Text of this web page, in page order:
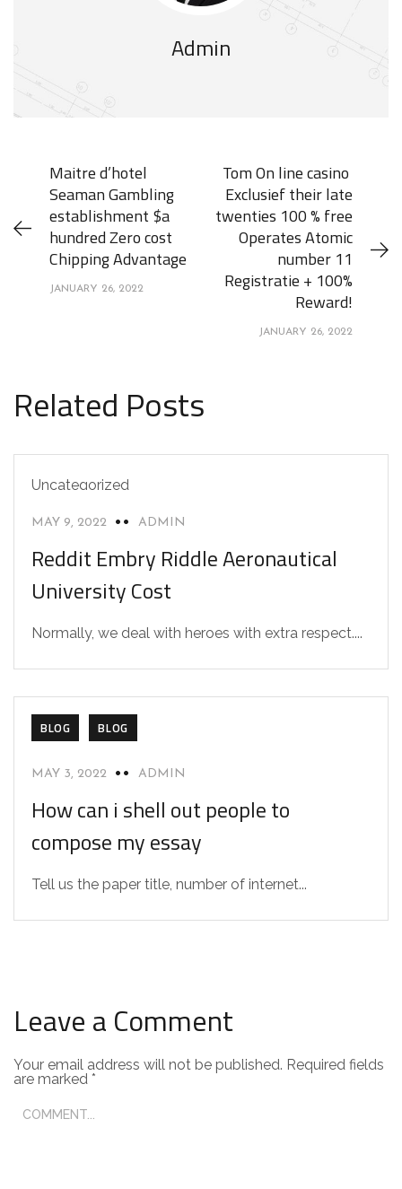
Admin
Maitre d’hotel
Seaman Gambling
establishment $a
hundred Zero cost
Chipping Advantage
JANUARY 26, 2022
Tom On line casino ️
Exclusief their late
twenties 100 % free
Operates Atomic
number 11
Registratie + 100%
Reward!
JANUARY 26, 2022
Related Posts
Uncategorized
MAY 9, 2022 ADMIN
Reddit Embry Riddle Aeronautical
University Cost
Normally, we deal with heroes with extra respect....
BLOG BLOG
MAY 3, 2022 ADMIN
How can i shell out people to
compose my essay
Tell us the paper title, number of internet...
Leave a Comment
Your email address will not be published. Required fields
are marked *